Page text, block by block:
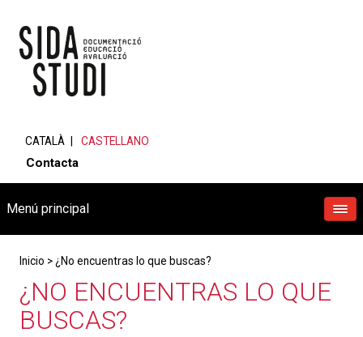
CATALÀ CASTELLANO
Contacta
Menú principal
Inicio > ¿No encuentras lo que buscas?
¿NO ENCUENTRAS LO QUE
BUSCAS?